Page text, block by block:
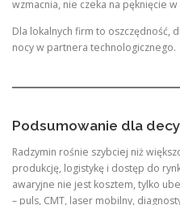
wzmacnia, nie czeka na pęknięcie
Dla lokalnych firm to oszczędność,
nocy w partnera technologicznego.
Podsumowanie dla
Radzymin rośnie szybciej niż
produkcję, logistykę i dostęp do
awaryjne nie jest kosztem, tylko
– puls, CMT, laser mobilny,